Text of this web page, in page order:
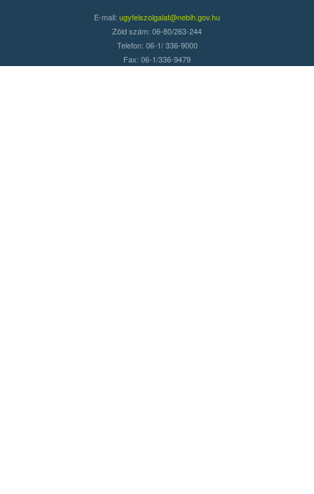
E-mail: ugyfelszolgalat@nebih.gov.hu
Zöld szám: 06-80/263-244
Telefon: 06-1/ 336-9000
Fax: 06-1/336-9479